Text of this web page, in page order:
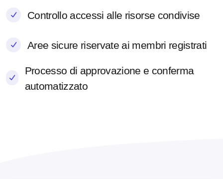
Controllo accessi alle risorse condivise
Aree sicure riservate ai membri registrati
Processo di approvazione e conferma
automatizzato